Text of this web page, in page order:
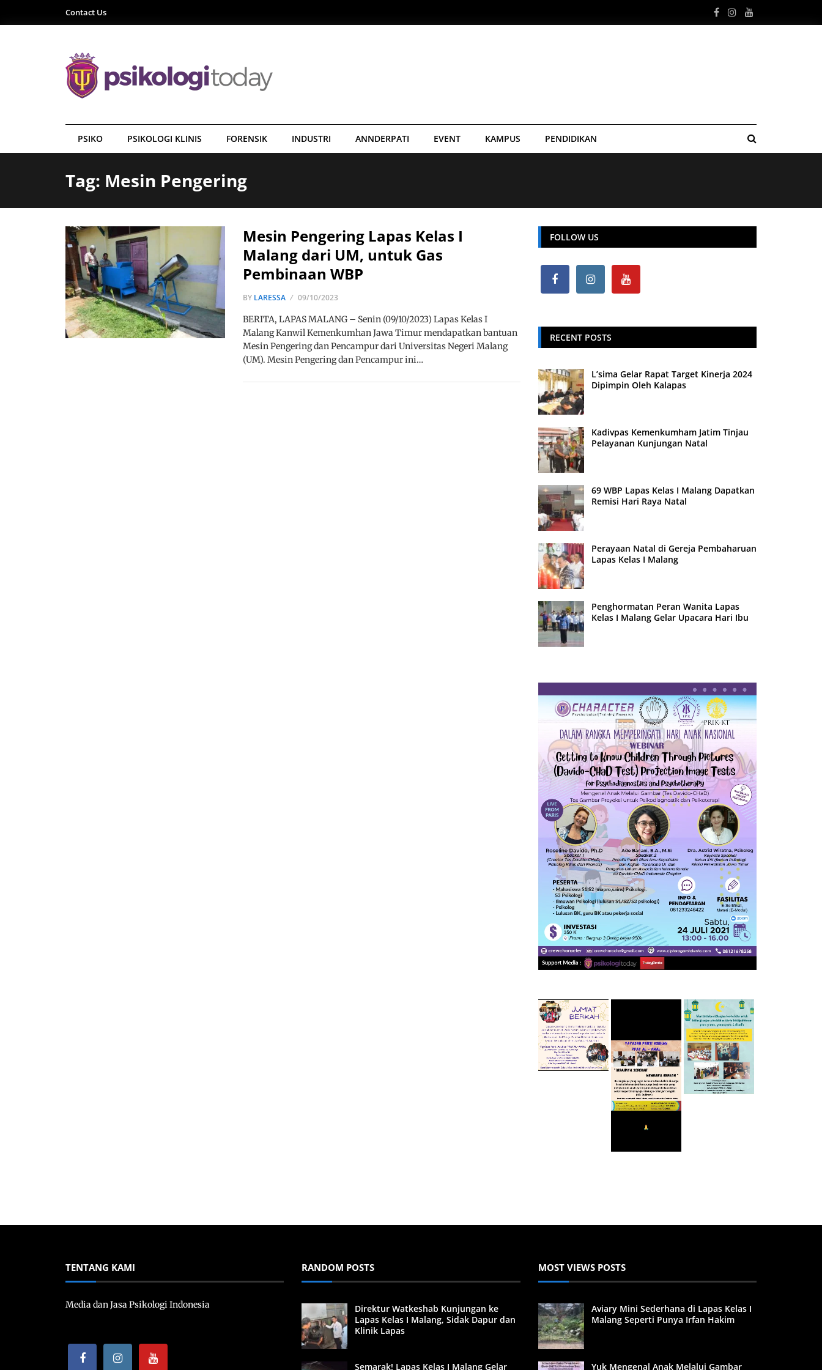
Contact Us
PSIKO PSIKOLOGI KLINIS FORENSIK INDUSTRI ANNDERPATI EVENT KAMPUS PENDIDIKAN
Tag: Mesin Pengering
Mesin Pengering Lapas Kelas I
Malang dari UM, untuk Gas
Pembinaan WBP
BY LARESSA 09/10/2023
BERITA, LAPAS MALANG – Senin (09/10/2023) Lapas Kelas I
Malang Kanwil Kemenkumhan Jawa Timur mendapatkan bantuan
Mesin Pengering dan Pencampur dari Universitas Negeri Malang
(UM). Mesin Pengering dan Pencampur ini…
FOLLOW US
RECENT POSTS
L’sima Gelar Rapat Target Kinerja 2024
Dipimpin Oleh Kalapas
Kadivpas Kemenkumham Jatim Tinjau
Pelayanan Kunjungan Natal
69 WBP Lapas Kelas I Malang Dapatkan
Remisi Hari Raya Natal
Perayaan Natal di Gereja Pembaharuan
Lapas Kelas I Malang
Penghormatan Peran Wanita Lapas
Kelas I Malang Gelar Upacara Hari Ibu
TENTANG KAMI
Media dan Jasa Psikologi Indonesia
RANDOM POSTS
Direktur Watkeshab Kunjungan ke
Lapas Kelas I Malang, Sidak Dapur dan
Klinik Lapas
Semarak! Lapas Kelas I Malang Gelar
MOST VIEWS POSTS
Aviary Mini Sederhana di Lapas Kelas I
Malang Seperti Punya Irfan Hakim
Yuk Mengenal Anak Melalui Gambar